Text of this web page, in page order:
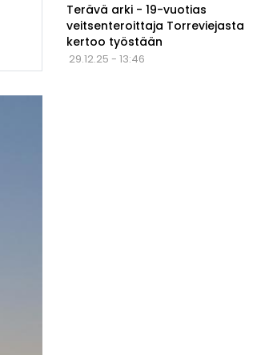
Terävä arki - 19-vuotias
veitsenteroittaja Torreviejasta
kertoo työstään
29.12.25 - 13:46